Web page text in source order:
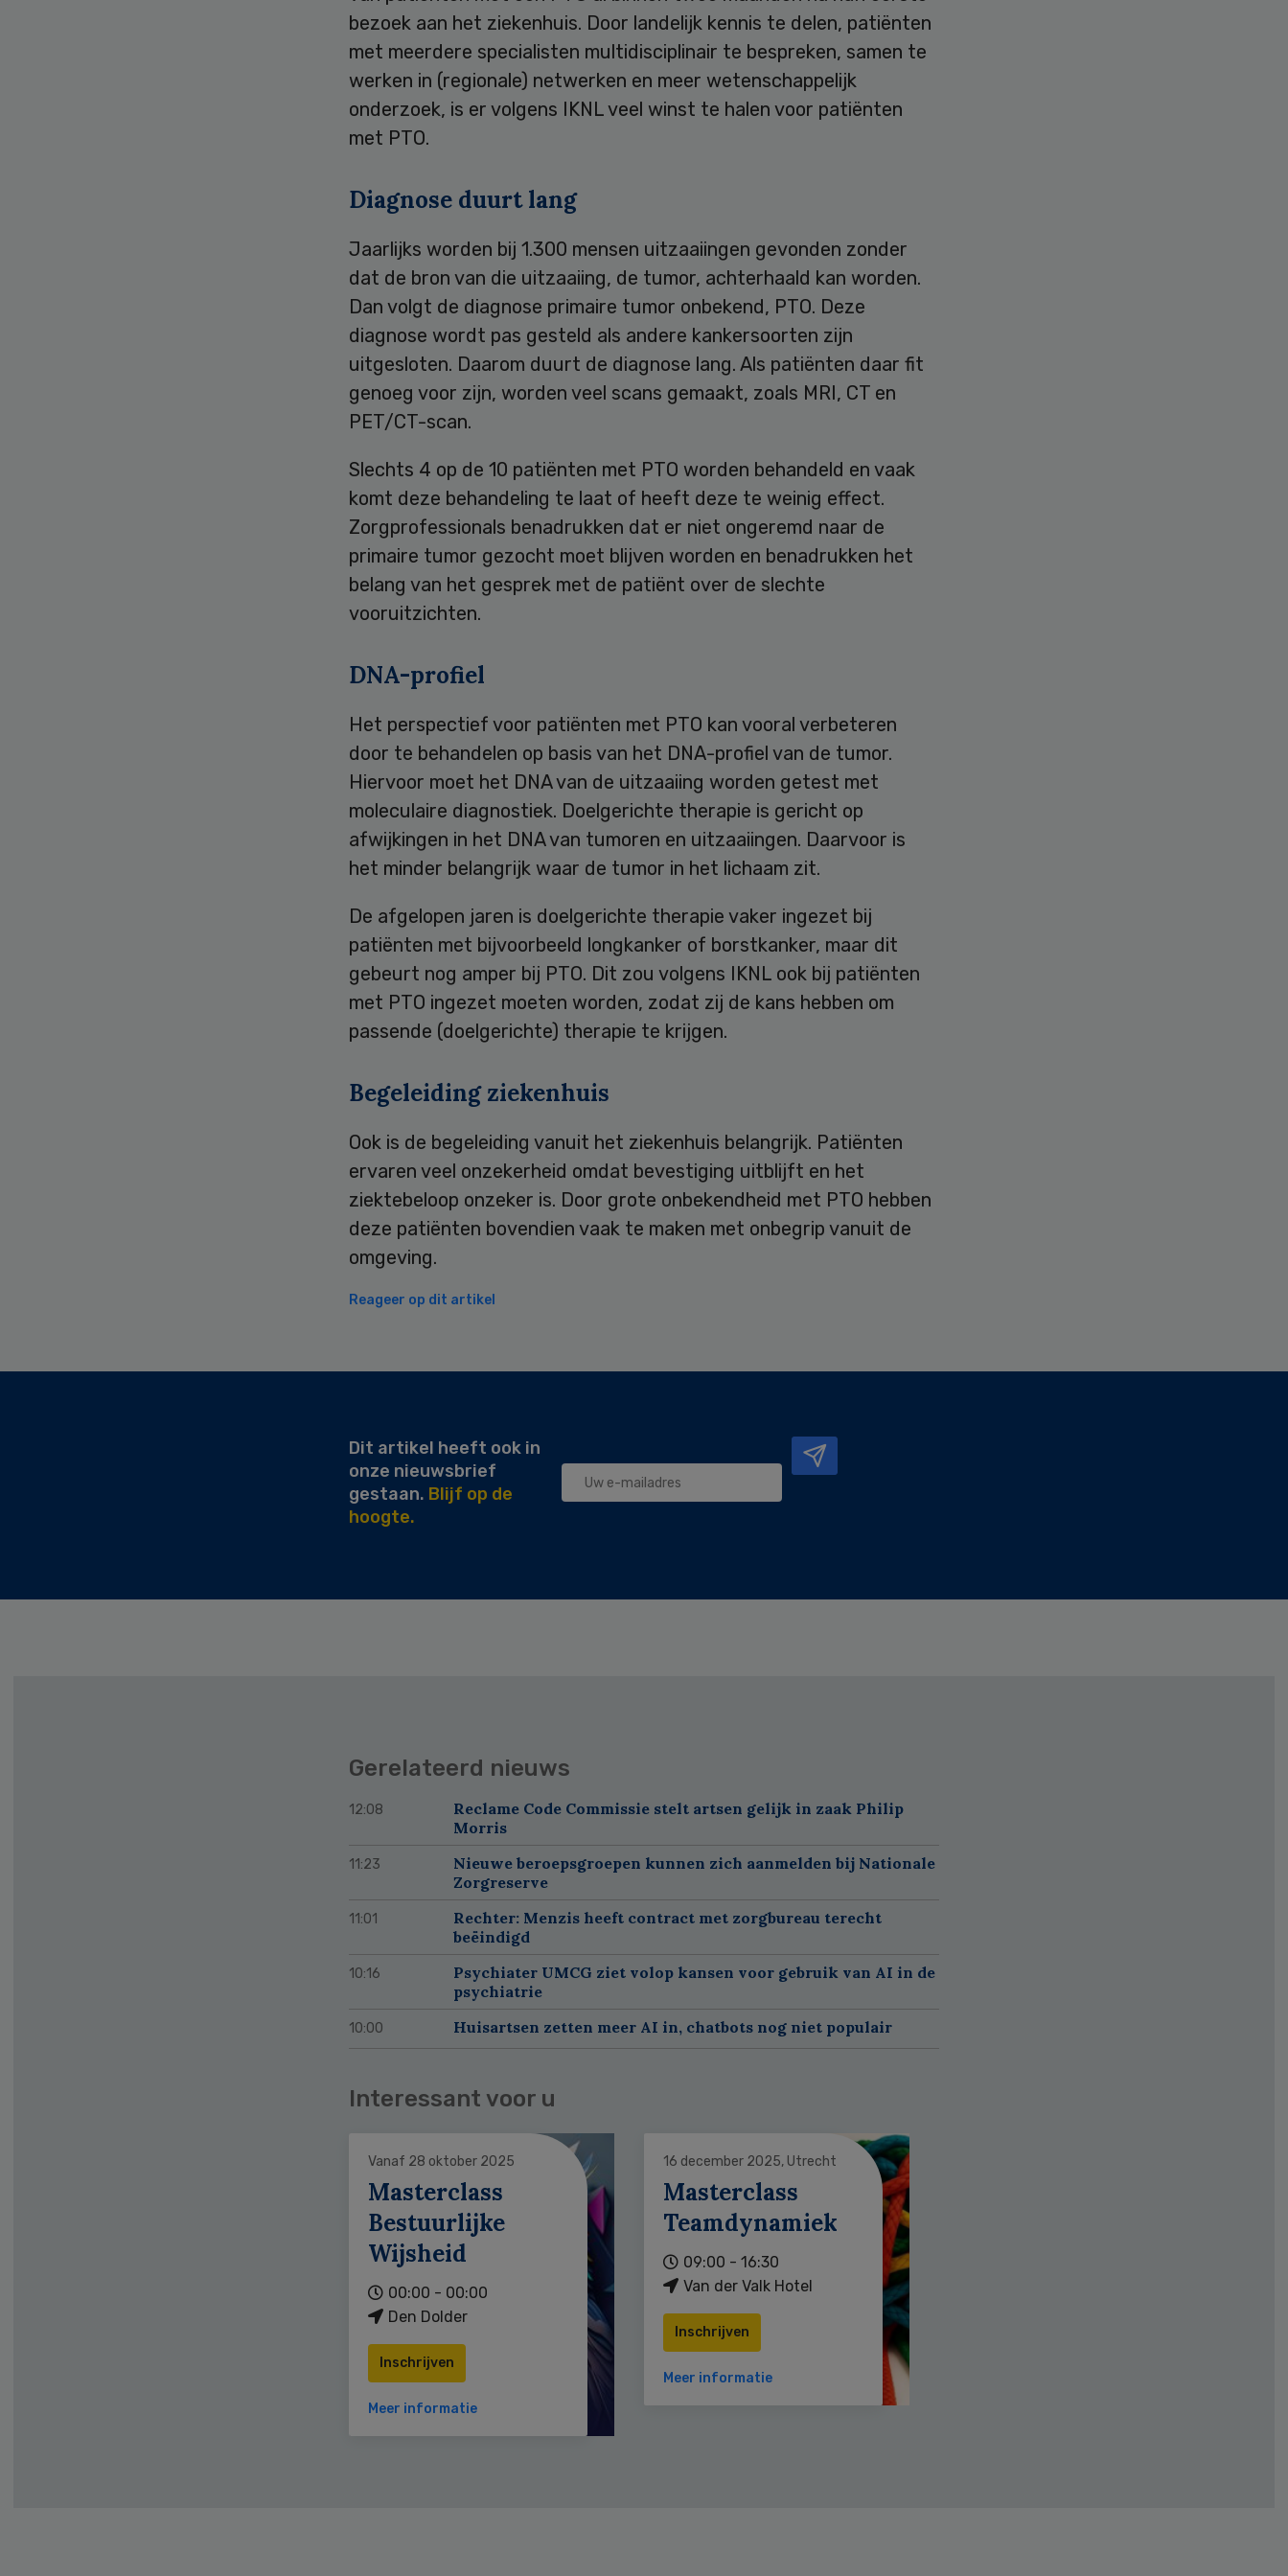
bezoek aan het ziekenhuis. Door landelijk kennis te delen, patiënten
met meerdere specialisten multidisciplinair te bespreken, samen te
werken in (regionale) netwerken en meer wetenschappelijk
onderzoek, is er volgens IKNL veel winst te halen voor patiënten
met PTO.
Diagnose duurt lang
Jaarlijks worden bij 1.300 mensen uitzaaiingen gevonden zonder
dat de bron van die uitzaaiing, de tumor, achterhaald kan worden.
Dan volgt de diagnose primaire tumor onbekend, PTO. Deze
diagnose wordt pas gesteld als andere kankersoorten zijn
uitgesloten. Daarom duurt de diagnose lang. Als patiënten daar fit
genoeg voor zijn, worden veel scans gemaakt, zoals MRI, CT en
PET/CT-scan.
Slechts 4 op de 10 patiënten met PTO worden behandeld en vaak
komt deze behandeling te laat of heeft deze te weinig effect.
Zorgprofessionals benadrukken dat er niet ongeremd naar de
primaire tumor gezocht moet blijven worden en benadrukken het
belang van het gesprek met de patiënt over de slechte
vooruitzichten.
DNA-profiel
Het perspectief voor patiënten met PTO kan vooral verbeteren
door te behandelen op basis van het DNA-profiel van de tumor.
Hiervoor moet het DNA van de uitzaaiing worden getest met
moleculaire diagnostiek. Doelgerichte therapie is gericht op
afwijkingen in het DNA van tumoren en uitzaaiingen. Daarvoor is
het minder belangrijk waar de tumor in het lichaam zit.
De afgelopen jaren is doelgerichte therapie vaker ingezet bij
patiënten met bijvoorbeeld longkanker of borstkanker, maar dit
gebeurt nog amper bij PTO. Dit zou volgens IKNL ook bij patiënten
met PTO ingezet moeten worden, zodat zij de kans hebben om
passende (doelgerichte) therapie te krijgen.
Begeleiding ziekenhuis
Ook is de begeleiding vanuit het ziekenhuis belangrijk. Patiënten
ervaren veel onzekerheid omdat bevestiging uitblijft en het
ziektebeloop onzeker is. Door grote onbekendheid met PTO hebben
deze patiënten bovendien vaak te maken met onbegrip vanuit de
omgeving.
Reageer op dit artikel
Secondary
Dit artikel heeft ook in
onze nieuwsbrief
gestaan. Blijf op de
hoogte.
Gerelateerd nieuws
12:08
Reclame Code Commissie stelt artsen gelijk in zaak Philip
Morris
11:23
Nieuwe beroepsgroepen kunnen zich aanmelden bij Nationale
Zorgreserve
11:01
Rechter: Menzis heeft contract met zorgbureau terecht
beëindigd
10:16
Psychiater UMCG ziet volop kansen voor gebruik van AI in de
psychiatrie
10:00 Huisartsen zetten meer AI in, chatbots nog niet populair
Interessant voor u
Vanaf 28 oktober 2025
Masterclass
Bestuurlijke
Wijsheid
00:00 - 00:00
Den Dolder
Inschrijven
Meer informatie
16 december 2025, Utrecht
Masterclass
Teamdynamiek
09:00 - 16:30
Van der Valk Hotel
Inschrijven
Meer informatie